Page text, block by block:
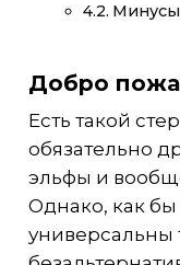
Добро
Есть такой
обязательно
эльфы и
Однако, как
универсальны